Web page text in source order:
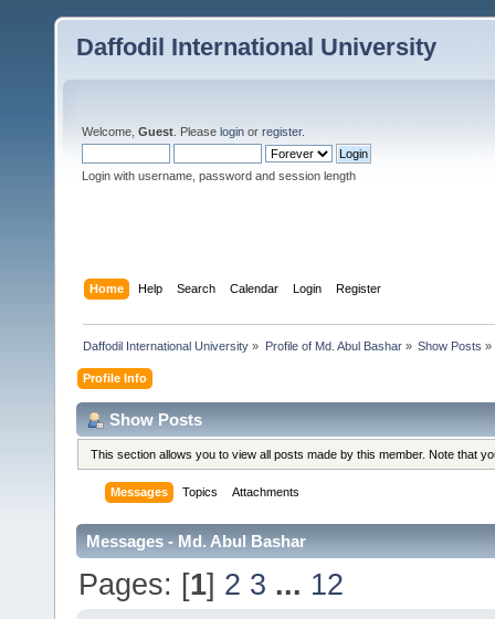
Daffodil International University
Welcome, Guest . Please login or register.
Login with username, password and session length
Home Help Search Calendar Login Register
Daffodil International University » Profile of Md. Abul Bashar» Show Posts »
Profile Info
Show Posts
This section allows you to view all posts made by this member. Note that
Messages Topics Attachments
Messages - Md. Abul Bashar
Pages: [1] 2 3 ... 12